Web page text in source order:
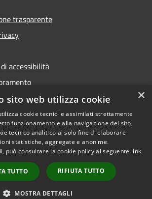
trasparente
accessibilità
Copyright © 2026 • Comune di
Castiglion Fiorentino •
Powered byMunicipium •
Accesso redazione
×
sito web utilizza cookie
cookie tecnici e assimilati strettamente
funzionamento e alla navigazione del sito,
tecnico analitico al solo fine di elaborare
statistiche, aggregate e anonime.
può consultare la cookie policy al seguente link
TUTTO RIFIUTA TUTTO
MOSTRA DETTAGLI